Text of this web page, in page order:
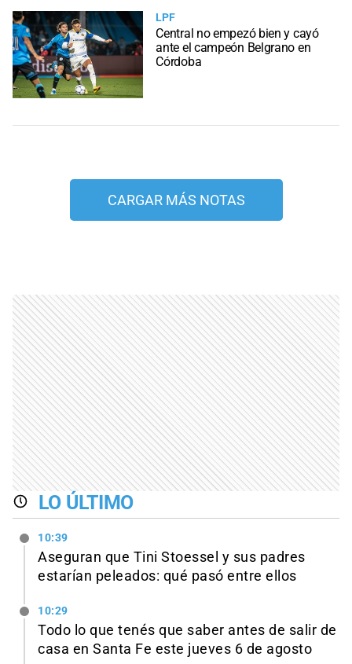
LPF
Central no empezó bien y cayó
ante el campeón Belgrano en
Córdoba
CARGAR MÁS NOTAS
LO ÚLTIMO
10:39
Aseguran que Tini Stoessel y sus padres
estarían peleados: qué pasó entre ellos
10:29
Todo lo que tenés que saber antes de salir de
casa en Santa Fe este jueves 6 de agosto